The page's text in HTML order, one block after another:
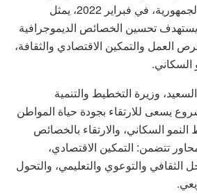
الفتاح السيسي، رئيس الجمهورية، في فبراير 2022، يمثل
يستهدف تحسين الخصائص الديموجرافية
العمل والتمكين الاقتصادي والثقافة،
السكاني.
وزيرة التخطيط والتنمية
يسعى للارتقاء بجودة حياة المواطن
السكاني، والارتقاء بالخصائص
تتضمن: التمكين الاقتصادي،
الثقافي والتوعوي والتعليمي، والتحول